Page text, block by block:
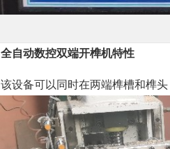
全自动数控双端开榫机特性
该设备可以同时在两端榫槽和榫